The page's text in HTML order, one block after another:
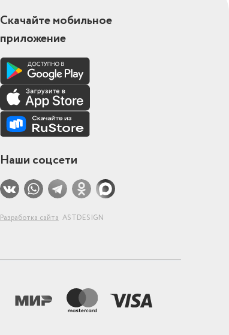
Скачайте мобильное
приложение
Наши соцсети
Разработка сайта ASTDESIGN